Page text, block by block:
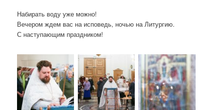
Набирать воду уже можно!
Вечером ждем вас на исповедь, ночью на Литургию.
С наступающим праздником!